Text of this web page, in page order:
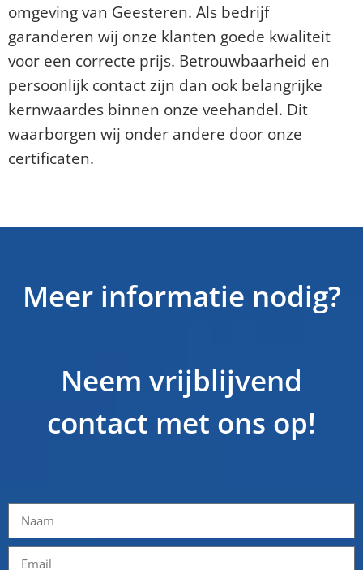
omgeving van Geesteren. Als bedrijf
garanderen wij onze klanten goede kwaliteit
voor een correcte prijs. Betrouwbaarheid en
persoonlijk contact zijn dan ook belangrijke
kernwaardes binnen onze veehandel. Dit
waarborgen wij onder andere door onze
certificaten.
Meer informatie nodig?
Neem vrijblijvend
contact met ons op!